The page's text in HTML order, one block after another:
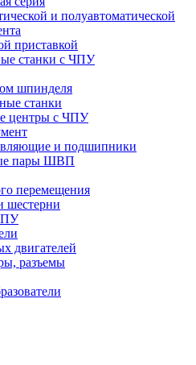
и полуавтоматической
приставкой
станки с ЧПУ
шпинделя
станки
центры с ЧПУ
и подшипники
пары ШВП
перемещения
шестерни
двигателей
разъемы